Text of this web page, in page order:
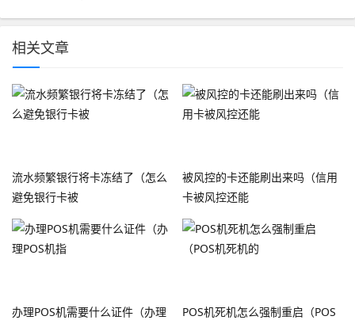
相关文章
流水频繁银行将卡冻结了（怎么
避免银行卡被
被风控的卡还能刷出来吗（信用
卡被风控还能
办理POS机需要什么证件（办理
POS机死机怎么强制重启（POS